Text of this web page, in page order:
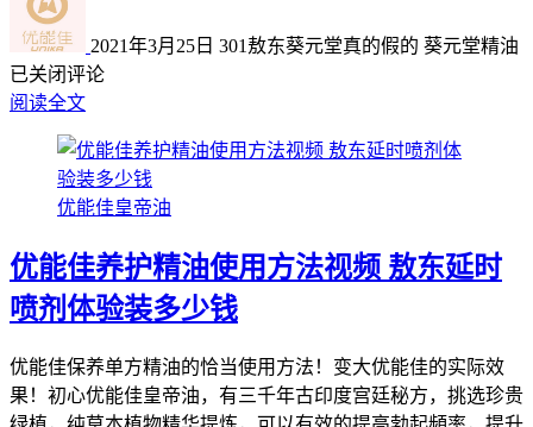
2021年3月25日 301 敖东葵元堂真的假的 葵元堂精油
已关闭评论
阅读全文
优能佳皇帝油
优能佳养护精油使用方法视频 敖东延时
喷剂体验装多少钱
优能佳保养单方精油的恰当使用方法！变大优能佳的实际效
果！初心优能佳皇帝油，有三千年古印度宫廷秘方，挑选珍贵